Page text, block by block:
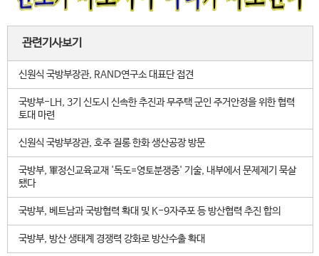
관련기사보기
신원식 국방부장관, RAND연구소 대표단 접견
국방부-LH, 3기 신도시 신속한 추진과 무주택 군인 주거안정을 위한 협력
토대 마련
신원식 국방부장관, 호주 질롱 한화 생산공장 방문
국방부, 軍정신교육교재 '독도=영토분쟁중' 기술, 내부에서 문제제기 묵살
됐다
국방부, 베트남과 국방협력 확대 및 K-9자주포 등 방산협력 추진 합의
국방부, 방산 생태계 경쟁력 강화로 방산수출 확대